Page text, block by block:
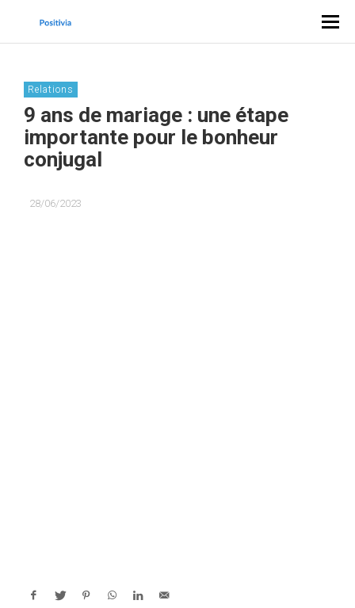
Relations
9 ans de mariage : une étape
importante pour le bonheur
conjugal
28/06/2023